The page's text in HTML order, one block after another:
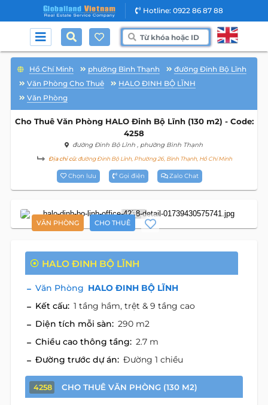
Hotline: 0922 86 87 88
Hồ Chí Minh phường Bình Thạnh
đường Đinh Bộ Lĩnh
Văn Phòng Cho Thuê
HALO ĐINH BỘ LĨNH
Văn Phòng
Cho Thuê Văn Phòng HALO Đinh Bộ Lĩnh (130 m2) - Code:
4258
đường Đinh Bộ Lĩnh , phường Bình Thạnh
Địa chỉ cũ:đường Đinh Bộ Lĩnh, Phường 26, Bình Thạnh, Hồ Chí Minh
Chọn lưu Gọi điện Zalo Chat
VĂN PHÒNG CHO THUÊ
6
HALO ĐINH BỘ LĨNH
Văn Phòng HALO ĐINH BỘ LĨNH
Kết cấu: 1 tầng hầm, trệt & 9 tầng cao
Diện tích mỗi sàn: 290 m2
Chiều cao thông tầng: 2.7 m
Đường trước dự án: Đường 1 chiều
4258 CHO THUÊ VĂN PHÒNG (130 M2)